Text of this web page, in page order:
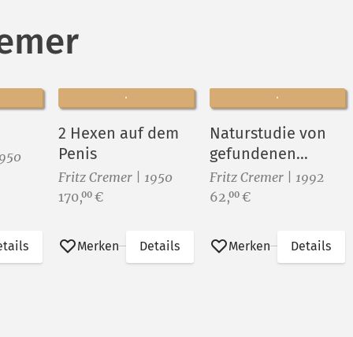
2 Hexen auf dem
Penis
Fritz Cremer | 1950
Preis:
170,00 €
Merken Details
Naturstudie von
gefundenen
Hölzern
Fritz Cremer | 1992
Preis:
62,00 €
Merken Details